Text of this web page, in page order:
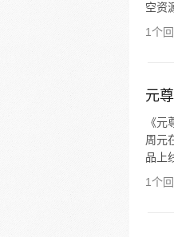
空资
1个
元
《
周元
品上
1个